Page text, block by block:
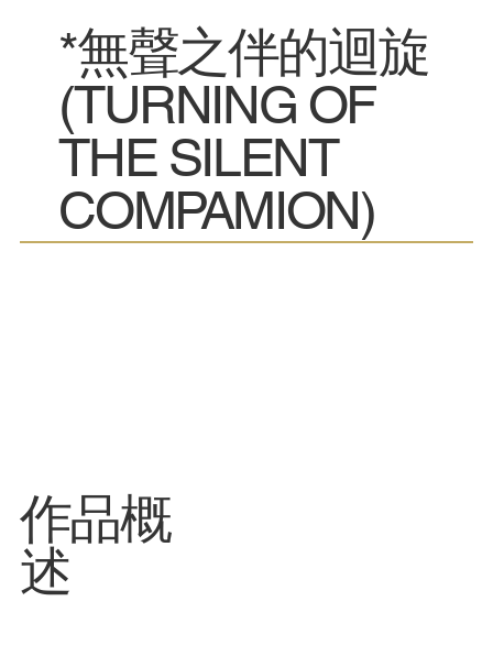
*無聲之伴的迴旋
(TURNING OF
THE SILENT
COMPAMION)
​作品概
述